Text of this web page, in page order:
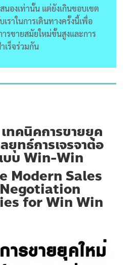
นองเท่านั้น แต่ยังเกินขอบเขต
ราในการเดินทางครั้งนี้เพื่อ
รขายสมัยใหม่ขั้นสูงและการ
เร็จร่วมกัน
ทคนิคการขายยุค
ยุทธ์การเจรจาต่อ
บ Win-Win​
Modern Sales
for Win Win